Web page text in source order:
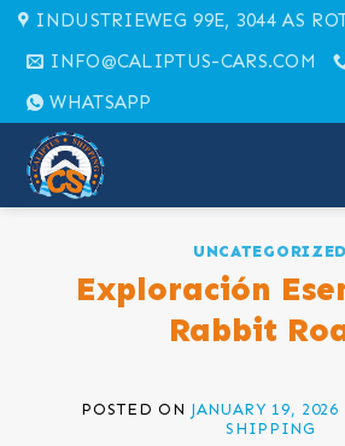
Skip
content
INDUSTRIEWEG 99E, 3044 AS
INFO@CALIPTUS-CARS.COM
WHATSAPP
UNCATEGORIZED
Exploración
Rabbit
POSTED ON JANUARY 19, 2026
SHIPPING